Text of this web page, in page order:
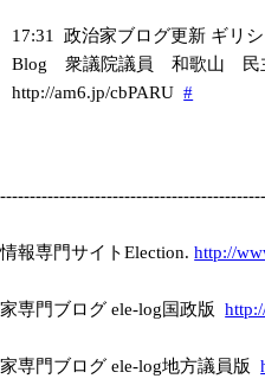
17:31
政治家ブログ更新 ギリ
Blog 衆議院議員 和歌山 民
http://am6.jp/cbPARU #
------------------------------
報専門サイトElection.http://
専門ブログ ele-log国政版
専門ブログ ele-log地方議員版